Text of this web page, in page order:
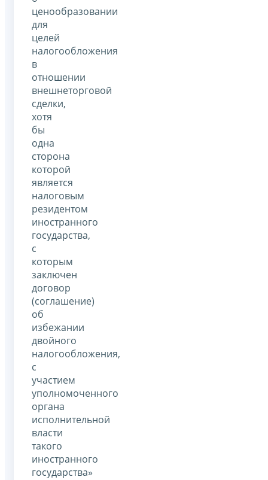
ценообразовании
для
целей
налогообложения
в
отношении
внешнеторговой
сделки,
хотя
бы
одна
сторона
которой
является
налоговым
резидентом
иностранного
государства,
с
которым
заключен
договор
(соглашение)
об
избежании
двойного
налогообложения,
с
участием
уполномоченного
органа
исполнительной
власти
такого
иностранного
государства»